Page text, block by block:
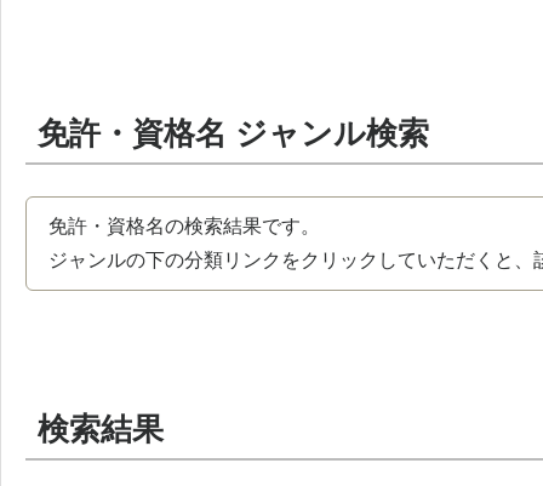
免許・資格名 ジャンル検索
免許・資格名の検索結果です。
ジャンルの下の分類リンクをクリックしていただくと
検索結果